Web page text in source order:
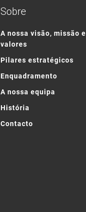
Sobre
A nossa visão, missão e
valores
Pilares estratégicos
Enquadramento
A nossa equipa
História
Contacto